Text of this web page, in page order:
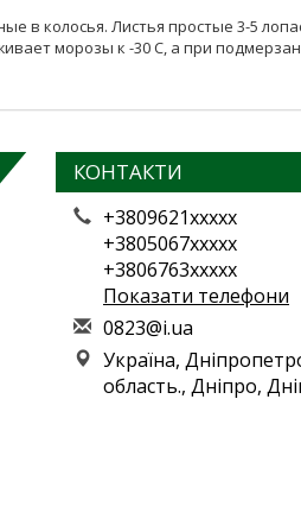
в колосья. Листья простые 3-5
морозы к -30 С, а при
КОНТАКТИ
+3809621xxxxx
+3805067xxxxx
+3806763xxxxx
Показати телефони
0823@i.ua
Україна,
область., Дніпро,